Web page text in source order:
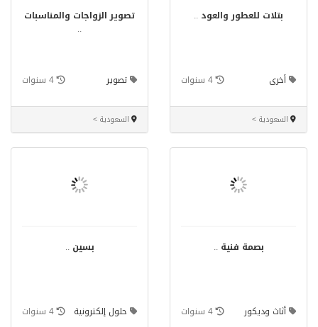
بتلات للعطور والعود ..
أخرى 4 سنوات
السعودية >
تصوير الزواجات والمناسبات
..
تصوير 4 سنوات
السعودية >
بصمة فنية ..
أثاث وديكور 4 سنوات
بسين ..
حلول إلكترونية 4 سنوات